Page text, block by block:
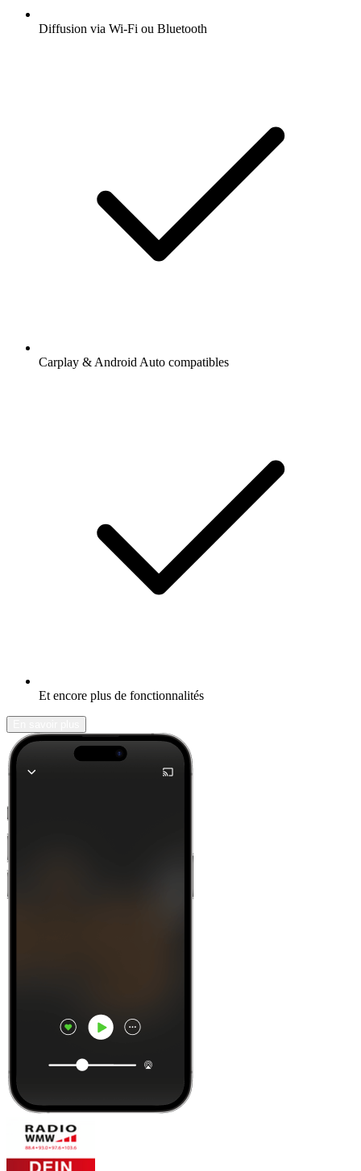
Diffusion via Wi-Fi ou Bluetooth
Carplay & Android Auto compatibles
Et encore plus de fonctionnalités